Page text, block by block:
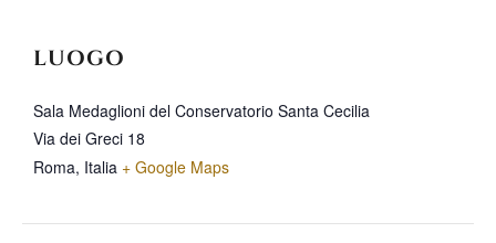
LUOGO
Sala Medaglioni del Conservatorio Santa Cecilia
Via dei Greci 18
Roma, Italia + Google Maps